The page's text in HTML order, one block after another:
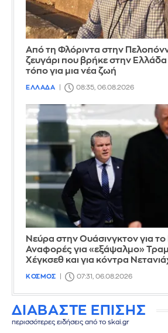
Από τη Φλόριντα στην
ζευγάρι που βρήκε στην Ελλάδα
τόπο για μια νέα ζωή
ΕΛΛΑΔΑ 08:35, 06.08.2026
Νεύρα στην Ουάσινγκτον για το
Αναφορές για «εξάψαλμο»
Χέγκσεθ και για κόντρα
ΚΟΣΜΟΣ 07:31, 06.08.2026
ΔΙΑΒΑΣΤΕ ΕΠΙΣΗΣ
περισσότερες ειδήσεις από το skai.gr